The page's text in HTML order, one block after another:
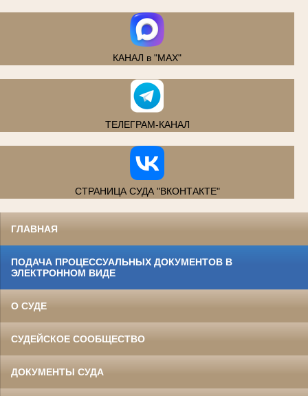
КАНАЛ в "MAX"
ТЕЛЕГРАМ-КАНАЛ
СТРАНИЦА СУДА "ВКОНТАКТЕ"
ГЛАВНАЯ
ПОДАЧА ПРОЦЕССУАЛЬНЫХ ДОКУМЕНТОВ В
ЭЛЕКТРОННОМ ВИДЕ
О СУДЕ
СУДЕЙСКОЕ СООБЩЕСТВО
ДОКУМЕНТЫ СУДА